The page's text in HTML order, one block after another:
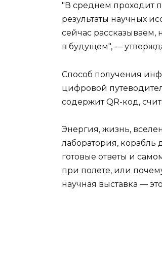
"В среднем проходит
результаты научных
сейчас рассказываем,
в будущем", —
Способ получения
цифровой
содержит QR-код,
Энергия, жизнь,
лаборатория, корабль
готовые ответы и
при полете, или
научная выставка —